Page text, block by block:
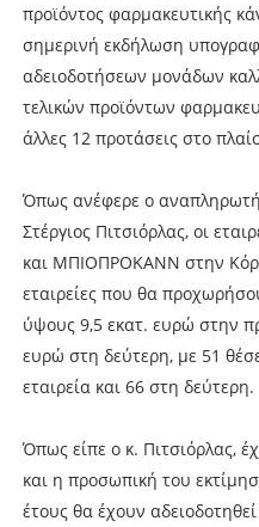
προϊόντος φαρμακευτικής
σημερινή εκδήλωση
αδειοδοτήσεων μονάδων
τελικών προϊόντων
άλλες 12 προτάσεις στο
Όπως ανέφερε ο
Στέργιος Πιτσιόρλας, οι
και ΜΠΙΟΠΡΟΚΑΝΝ στην
εταιρείες που θα
ύψους 9,5 εκατ. ευρώ στην
ευρώ στη δεύτερη, με 51
εταιρεία και 66 στη δεύτερη.
Όπως είπε ο κ. Πιτσιόρλας,
και η προσωπική του
έτους θα έχουν